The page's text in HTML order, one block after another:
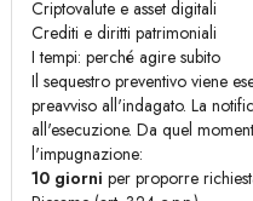
Criptovalute e asset digitali
Crediti e diritti patrimoniali
I tempi: perché agire subito
Il sequestro preventivo viene
preavviso all'indagato. La
all'esecuzione. Da quel
l'impugnazione:
10 giorni per proporre